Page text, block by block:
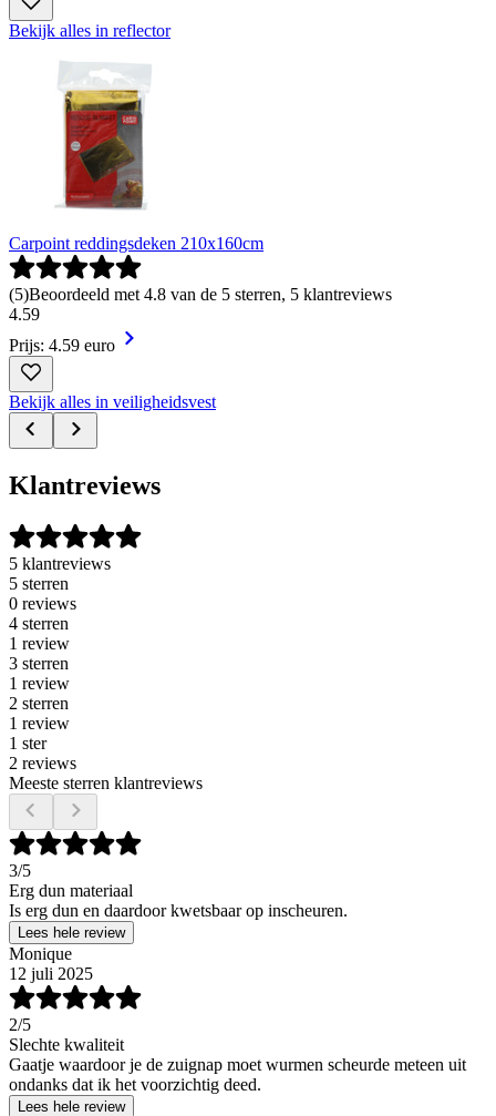
Bekijk alles in reflector
Carpoint reddingsdeken 210x160cm
(5)Beoordeeld met 4.8 van de 5 sterren, 5 klantreviews
4.59
Prijs: 4.59 euro
Bekijk alles in veiligheidsvest
Klantreviews
5 klantreviews
5 sterren
0 reviews
4 sterren
1 review
3 sterren
1 review
2 sterren
1 review
1 ster
2 reviews
Meeste sterren klantreviews
3/5
Erg dun materiaal
Is erg dun en daardoor kwetsbaar op inscheuren.
Lees hele review
Monique
12 juli 2025
2/5
Slechte kwaliteit
Gaatje waardoor je de zuignap moet wurmen scheurde meteen uit
ondanks dat ik het voorzichtig deed.
Lees hele review